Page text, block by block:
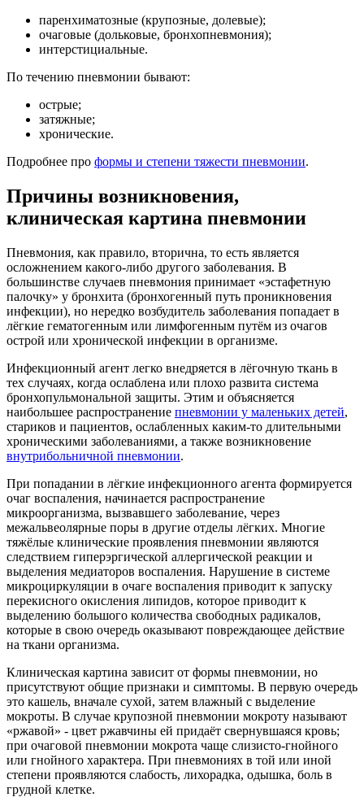
паренхиматозные (крупозные, долевые);
очаговые (дольковые, бронхопневмония);
интерстициальные.
По течению пневмонии бывают:
острые;
затяжные;
хронические.
Подробнее про формы и степени тяжести пневмонии.
Причины возникновения,
клиническая картина пневмонии
Пневмония, как правило, вторична, то есть является
осложнением какого-либо другого заболевания. В
большинстве случаев пневмония принимает «эстафетную
палочку» у бронхита (бронхогенный путь проникновения
инфекции), но нередко возбудитель заболевания попадает в
лёгкие гематогенным или лимфогенным путём из очагов
острой или хронической инфекции в организме.
Инфекционный агент легко внедряется в лёгочную ткань в
тех случаях, когда ослаблена или плохо развита система
бронхопульмональной защиты. Этим и объясняется
наибольшее распространение пневмонии у маленьких детей,
стариков и пациентов, ослабленных каким-то длительными
хроническими заболеваниями, а также возникновение
внутрибольничной пневмонии.
При попадании в лёгкие инфекционного агента формируется
очаг воспаления, начинается распространение
микроорганизма, вызвавшего заболевание, через
межальвеолярные поры в другие отделы лёгких. Многие
тяжёлые клинические проявления пневмонии являются
следствием гиперэргической аллергической реакции и
выделения медиаторов воспаления. Нарушение в системе
микроциркуляции в очаге воспаления приводит к запуску
перекисного окисления липидов, которое приводит к
выделению большого количества свободных радикалов,
которые в свою очередь оказывают повреждающее действие
на ткани организма.
Клиническая картина зависит от формы пневмонии, но
присутствуют общие признаки и симптомы. В первую очередь
это кашель, вначале сухой, затем влажный с выделение
мокроты. В случае крупозной пневмонии мокроту называют
«ржавой» - цвет ржавчины ей придаёт свернувшаяся кровь;
при очаговой пневмонии мокрота чаще слизисто-гнойного
или гнойного характера. При пневмониях в той или иной
степени проявляются слабость, лихорадка, одышка, боль в
грудной клетке.